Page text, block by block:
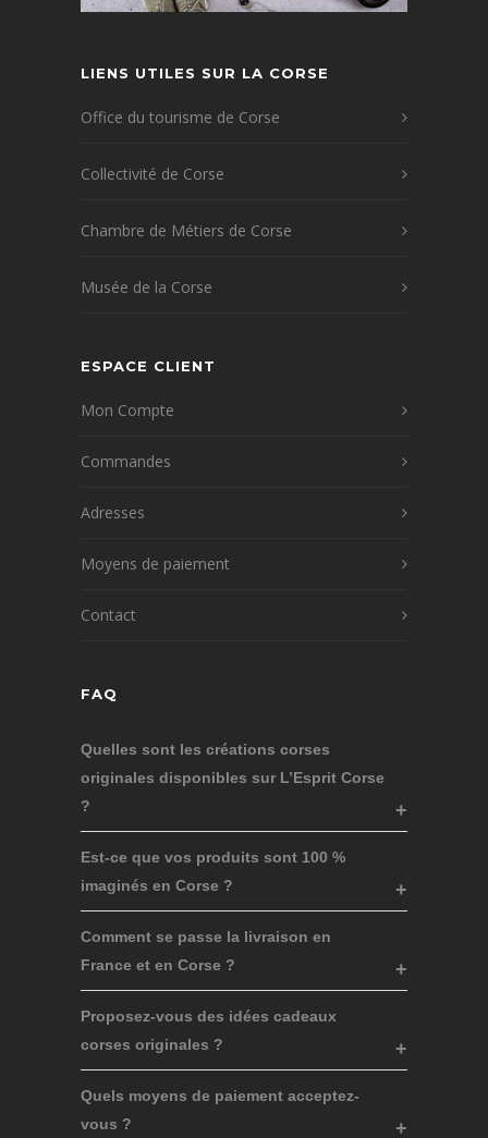
LIENS UTILES SUR LA CORSE
Office du tourisme de Corse
Collectivité de Corse
Chambre de Métiers de Corse
Musée de la Corse
ESPACE CLIENT
Mon Compte
Commandes
Adresses
Moyens de paiement
Contact
FAQ
Quelles sont les créations corses
originales disponibles sur L’Esprit Corse
?
Est-ce que vos produits sont 100 %
imaginés en Corse ?
Comment se passe la livraison en
France et en Corse ?
Proposez-vous des idées cadeaux
corses originales ?
Quels moyens de paiement acceptez-
vous ?